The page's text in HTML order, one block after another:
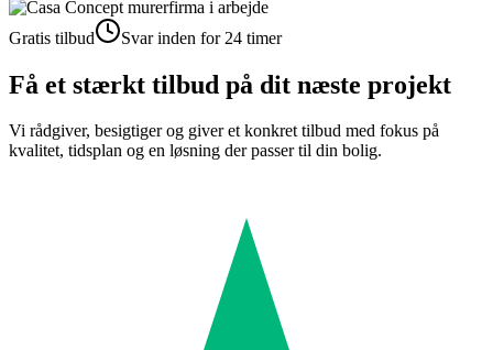
Gratis tilbud Svar inden for 24 timer
Få et stærkt tilbud på dit næste projekt
Vi rådgiver, besigtiger og giver et konkret tilbud med fokus på
kvalitet, tidsplan og en løsning der passer til din bolig.